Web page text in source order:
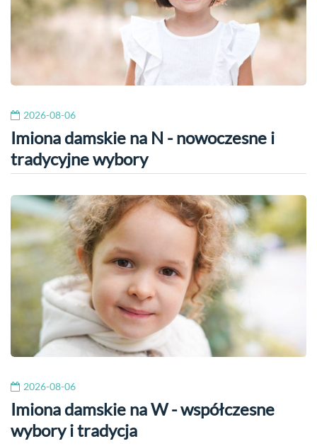
2026-08-06
Imiona damskie na N - nowoczesne i
tradycyjne wybory
2026-08-06
Imiona damskie na W - współczesne
wybory i tradycja